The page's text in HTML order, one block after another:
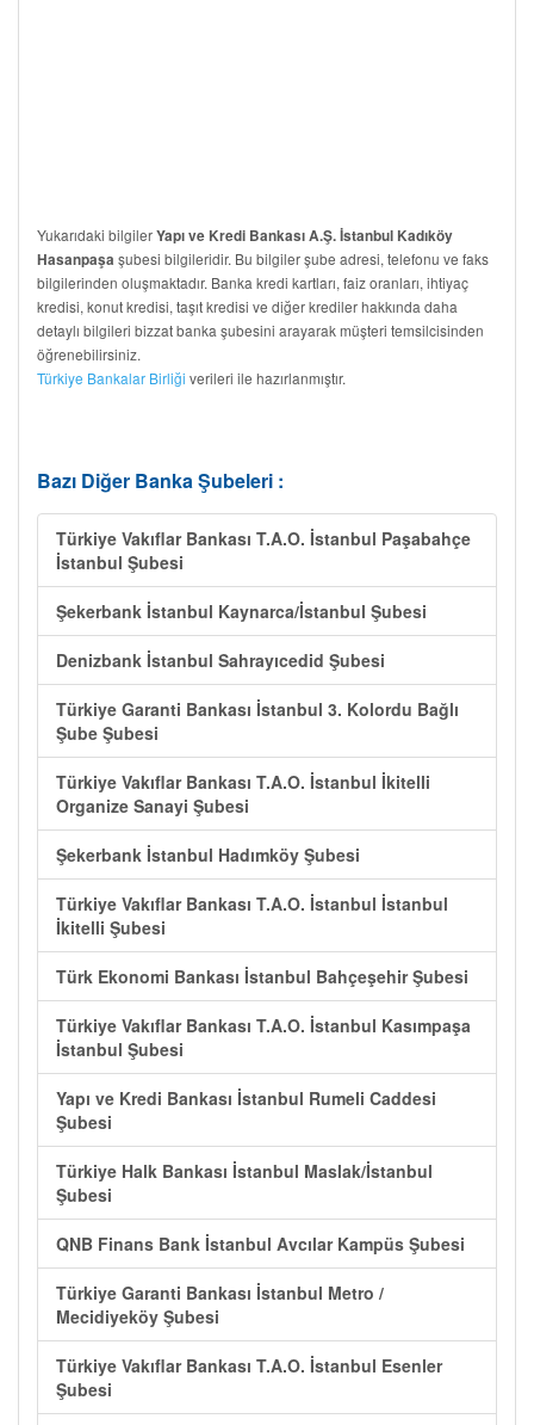
Yukarıdaki bilgilerYapı ve Kredi Bankası A.Ş. İstanbul Kadıköy
Hasanpaşa şubesi bilgileridir. Bu bilgiler şube adresi, telefonu ve faks
bilgilerinden oluşmaktadır. Banka kredi kartları, faiz oranları, ihtiyaç
kredisi, konut kredisi, taşıt kredisi ve diğer krediler hakkında daha
detaylı bilgileri bizzat banka şubesini arayarak müşteri temsilcisinden
öğrenebilirsiniz.
Türkiye Bankalar Birliği verileri ile hazırlanmıştır.
Bazı Diğer Banka Şubeleri :
Türkiye Vakıflar Bankası T.A.O. İstanbul Paşabahçe
İstanbul Şubesi
Şekerbank İstanbul Kaynarca/İstanbul Şubesi
Denizbank İstanbul Sahrayıcedid Şubesi
Türkiye Garanti Bankası İstanbul 3. Kolordu Bağlı
Şube Şubesi
Türkiye Vakıflar Bankası T.A.O. İstanbul İkitelli
Organize Sanayi Şubesi
Şekerbank İstanbul Hadımköy Şubesi
Türkiye Vakıflar Bankası T.A.O. İstanbul İstanbul
İkitelli Şubesi
Türk Ekonomi Bankası İstanbul Bahçeşehir Şubesi
Türkiye Vakıflar Bankası T.A.O. İstanbul Kasımpaşa
İstanbul Şubesi
Yapı ve Kredi Bankası İstanbul Rumeli Caddesi
Şubesi
Türkiye Halk Bankası İstanbul Maslak/İstanbul
Şubesi
QNB Finans Bank İstanbul Avcılar Kampüs Şubesi
Türkiye Garanti Bankası İstanbul Metro /
Mecidiyeköy Şubesi
Türkiye Vakıflar Bankası T.A.O. İstanbul Esenler
Şubesi